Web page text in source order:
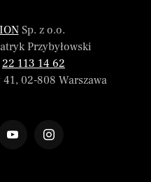
Sp. z o.o.
Przybyłowski
22 113 14 62
02-808 Warszawa